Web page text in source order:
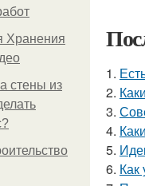
Хранения
стены из
1.
2.
3.
4.
5.
6. Как